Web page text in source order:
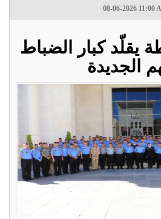
08-06-2026 11:00
يقلّد كبار الضباط
الجديدة